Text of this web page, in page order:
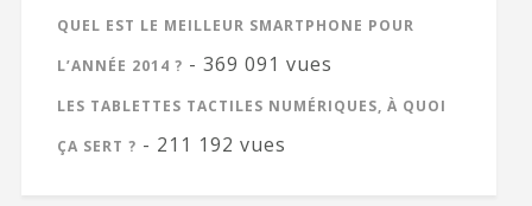
QUEL EST LE MEILLEUR SMARTPHONE POUR
L’ANNÉE 2014 ? - 369 091 vues
LES TABLETTES TACTILES NUMÉRIQUES, À QUOI
ÇA SERT ? - 211 192 vues